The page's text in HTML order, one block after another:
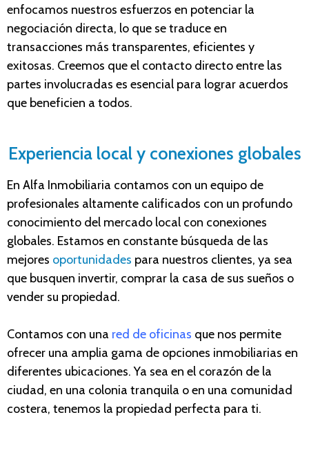
enfocamos nuestros esfuerzos en potenciar la
negociación directa, lo que se traduce en
transacciones más transparentes, eficientes y
exitosas. Creemos que el contacto directo entre las
partes involucradas es esencial para lograr acuerdos
que beneficien a todos.
Experiencia local y conexiones globales
En Alfa Inmobiliaria contamos con un equipo de
profesionales altamente calificados con un profundo
conocimiento del mercado local con conexiones
globales. Estamos en constante búsqueda de las
mejores oportunidades para nuestros clientes, ya sea
que busquen invertir, comprar la casa de sus sueños o
vender su propiedad.
Contamos con una red de oficinas que nos permite
ofrecer una amplia gama de opciones inmobiliarias en
diferentes ubicaciones. Ya sea en el corazón de la
ciudad, en una colonia tranquila o en una comunidad
costera, tenemos la propiedad perfecta para ti.